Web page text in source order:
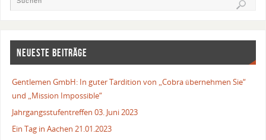
NEUESTE BEITRÄGE
Gentlemen GmbH: In guter Tardition von „Cobra übernehmen Sie“
und „Mission Impossible“
Jahrgangsstufentreffen 03. Juni 2023
Ein Tag in Aachen 21.01.2023